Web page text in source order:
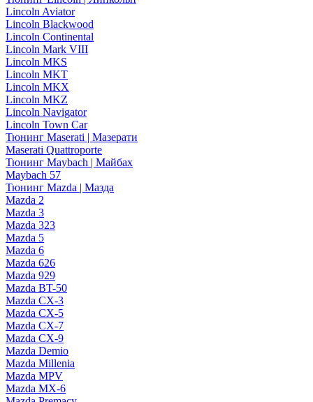
Lincoln Aviator
Lincoln Blackwood
Lincoln Continental
Lincoln Mark VIII
Lincoln MKS
Lincoln MKT
Lincoln MKX
Lincoln MKZ
Lincoln Navigator
Lincoln Town Car
Тюнинг Maserati | Мазерати
Maserati Quattroporte
Тюнинг Maybach | Майбах
Maybach 57
Тюнинг Mazda | Мазда
Mazda 2
Mazda 3
Mazda 323
Mazda 5
Mazda 6
Mazda 626
Mazda 929
Mazda BT-50
Mazda CX-3
Mazda CX-5
Mazda CX-7
Mazda CX-9
Mazda Demio
Mazda Millenia
Mazda MPV
Mazda MX-6